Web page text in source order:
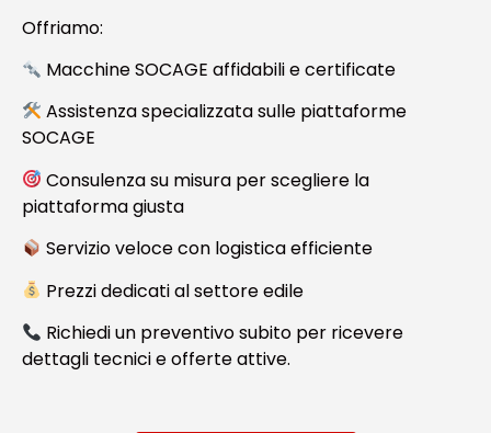
Offriamo:
Macchine SOCAGE affidabili e certificate
Assistenza specializzata sulle piattaforme
SOCAGE
Consulenza su misura per scegliere la
piattaforma giusta
Servizio veloce con logistica efficiente
Prezzi dedicati al settore edile
Richiedi un preventivo subito per ricevere
dettagli tecnici e offerte attive.